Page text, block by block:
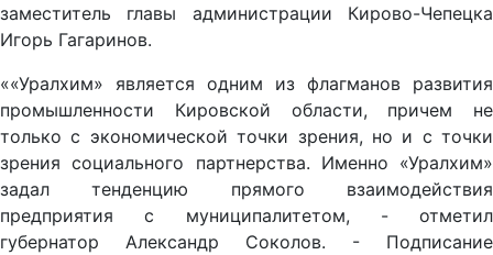
заместитель главы администрации Кирово-Чепецка
Игорь Гагаринов.
««Уралхим» является одним из флагманов развития
промышленности Кировской области, причем не
только с экономической точки зрения, но и с точки
зрения социального партнерства. Именно «Уралхим»
задал тенденцию прямого взаимодействия
предприятия с муниципалитетом, - отметил
губернатор Александр Соколов. - Подписание